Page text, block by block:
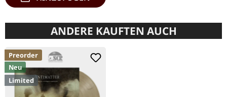
ANDERE KAUFTEN AUCH
Preorder
Neu
Limited